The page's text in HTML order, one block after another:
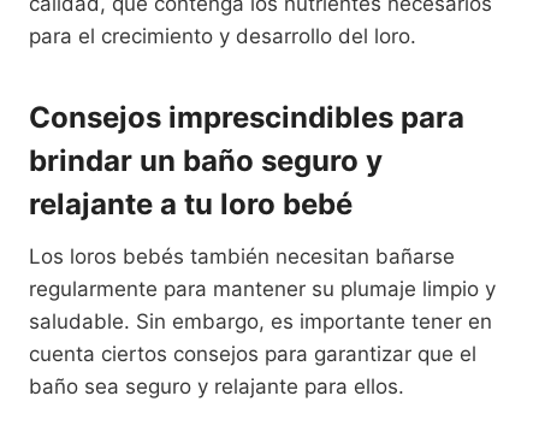
para el crecimiento y desarrollo del loro.
Consejos imprescindibles para
brindar un baño seguro y
relajante a tu loro bebé
Los loros bebés también necesitan bañarse
regularmente para mantener su plumaje limpio y
saludable. Sin embargo, es importante tener en
cuenta ciertos consejos para garantizar que el
baño sea seguro y relajante para ellos.